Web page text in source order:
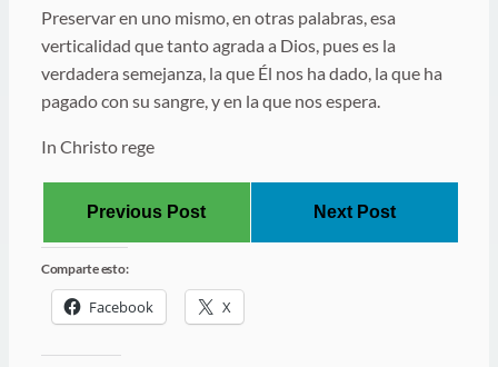
Preservar en uno mismo, en otras palabras, esa
verticalidad que tanto agrada a Dios, pues es la
verdadera semejanza, la que Él nos ha dado, la que ha
pagado con su sangre, y en la que nos espera.
In Christo rege
Previous Post Next Post
Comparte esto:
Facebook X